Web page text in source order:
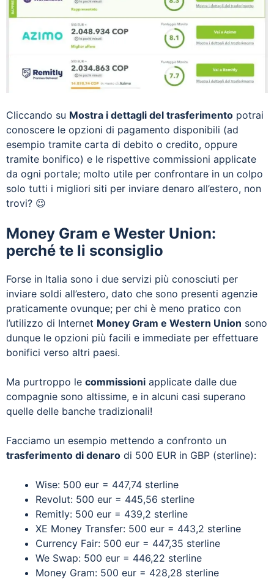
Cliccando su Mostra i dettagli del trasferimento potrai
conoscere le opzioni di pagamento disponibili (ad
esempio tramite carta di debito o credito, oppure
tramite bonifico) e le rispettive commissioni applicate
da ogni portale; molto utile per confrontare in un colpo
solo tutti i migliori siti per inviare denaro all’estero, non
trovi? 😉
Money Gram e Wester Union:
perché te li sconsiglio
Forse in Italia sono i due servizi più conosciuti per
inviare soldi all’estero, dato che sono presenti agenzie
praticamente ovunque; per chi è meno pratico con
l’utilizzo di Internet Money Gram e Western Union sono
dunque le opzioni più facili e immediate per effettuare
bonifici verso altri paesi.
Ma purtroppo le commissioni applicate dalle due
compagnie sono altissime, e in alcuni casi superano
quelle delle banche tradizionali!
Facciamo un esempio mettendo a confronto un
trasferimento di denaro di 500 EUR in GBP (sterline):
Wise: 500 eur = 447,74 sterline
Revolut: 500 eur = 445,56 sterline
Remitly: 500 eur = 439,2 sterline
XE Money Transfer: 500 eur = 443,2 sterline
Currency Fair: 500 eur = 447,35 sterline
We Swap: 500 eur = 446,22 sterline
Money Gram: 500 eur = 428,28 sterline